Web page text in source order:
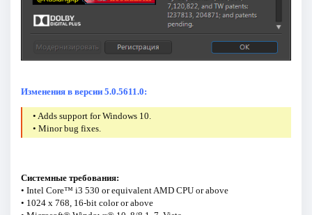
Изменения в версии 5.0.5611.0:
• Adds support for Windows 10.
• Minor bug fixes.
Системные требования:
• Intel Core™ i3 530 or equivalent AMD CPU or above
• 1024 x 768, 16-bit color or above